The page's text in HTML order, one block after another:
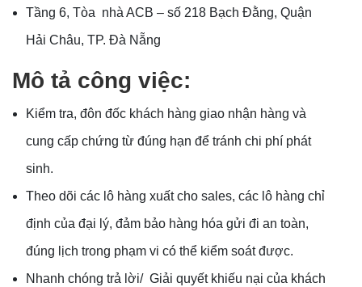
Tầng 6, Tòa nhà ACB – số 218 Bạch Đằng, Quận
Hải Châu, TP. Đà Nẵng
Mô tả công việc:
Kiểm tra, đôn đốc khách hàng giao nhận hàng và
cung cấp chứng từ đúng hạn để tránh chi phí phát
sinh.
Theo dõi các lô hàng xuất cho sales, các lô hàng chỉ
định của đại lý, đảm bảo hàng hóa gửi đi an toàn,
đúng lịch trong phạm vi có thể kiểm soát được.
Nhanh chóng trả lời/ Giải quyết khiếu nại của khách